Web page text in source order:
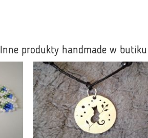
Inne produkty handmade w